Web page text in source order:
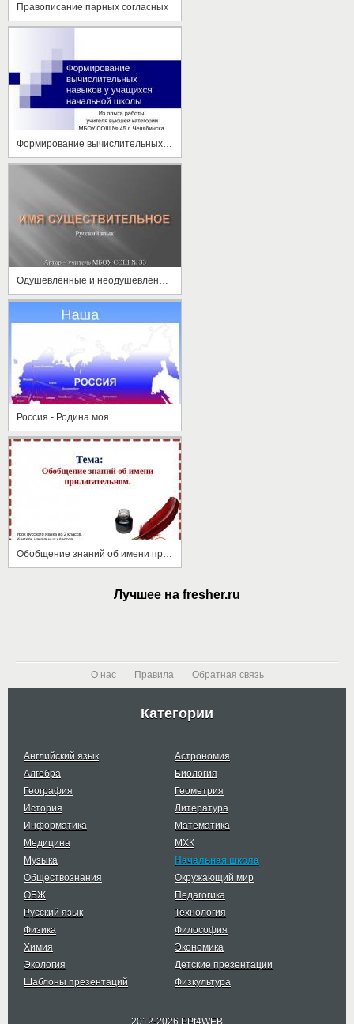
Правописание парных согласных
Россия - Родина моя
Лучшее на fresher.ru
О нас Правила Обратная связь
Категории
Английский язык
Астрономия
Алгебра
Биология
География
Геометрия
История
Литература
Информатика
Математика
Медицина
МХК
Музыка
Начальная школа
Обществознания
Окружающий мир
ОБЖ
Педагогика
Русский язык
Технология
Физика
Философия
Химия
Экономика
Экология
Детские презентации
Шаблоны презентаций
Физкультура
2012-2026 PPt4WEB